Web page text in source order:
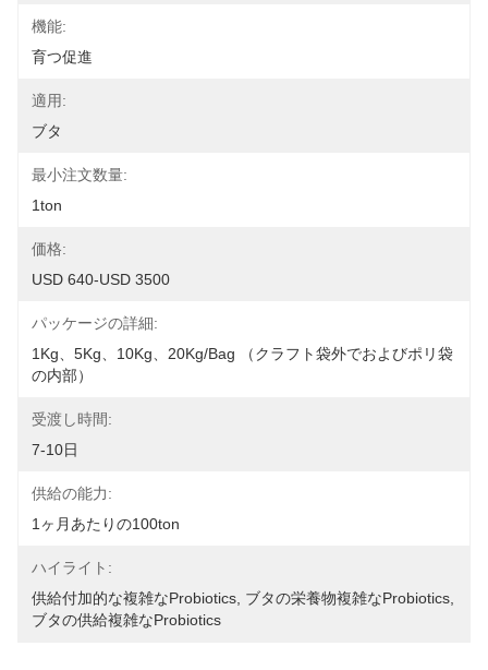
機能:
育つ促進
適用:
ブタ
最小注文数量:
1ton
価格:
USD 640-USD 3500
パッケージの詳細:
1Kg、5Kg、10Kg、20Kg/Bag （クラフト袋外でおよびポリ袋
の内部）
受渡し時間:
7-10日
供給の能力:
1ヶ月あたりの100ton
ハイライト:
供給付加的な複雑なProbiotics ブタの栄養物複雑なProbiotics
ブタの供給複雑なProbiotics